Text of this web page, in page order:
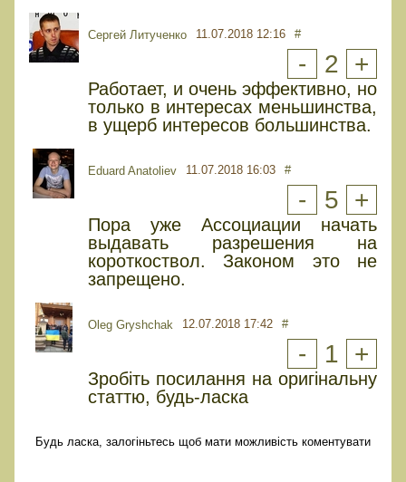
Сергей Литученко 11.07.2018 12:16 #
- 2 +
Работает, и очень эффективно, но
только в интересах меньшинства,
в ущерб интересов большинства.
Eduard Anatoliev 11.07.2018 16:03 #
- 5 +
Пора уже Ассоциации начать
выдавать разрешения на
короткоствол. Законом это не
запрещено.
Oleg Gryshchak 12.07.2018 17:42 #
- 1 +
Зробіть посилання на оригінальну
статтю, будь-ласка
Будь ласка, залогіньтесь щоб мати можливість коментувати